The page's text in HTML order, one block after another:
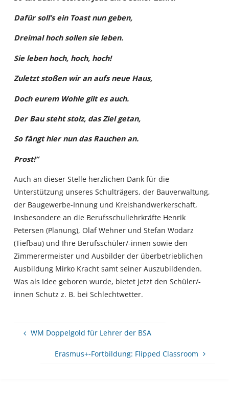
Dafür soll’s ein Toast nun geben,
Dreimal hoch sollen sie leben.
Sie leben hoch, hoch, hoch!
Zuletzt stoßen wir an aufs neue Haus,
Doch eurem Wohle gilt es auch.
Der Bau steht stolz, das Ziel getan,
So fängt hier nun das Rauchen an.
Prost!“
Auch an dieser Stelle herzlichen Dank für die
Unterstützung unseres Schulträgers, der Bauverwaltung,
der Baugewerbe-Innung und Kreishandwerkerschaft,
insbesondere an die Berufsschullehrkräfte Henrik
Petersen (Planung), Olaf Wehner und Stefan Wodarz
(Tiefbau) und Ihre Berufsschüler/-innen sowie den
Zimmerermeister und Ausbilder der überbetrieblichen
Ausbildung Mirko Kracht samt seiner Auszubildenden.
Was als Idee geboren wurde, bietet jetzt den Schüler/-
innen Schutz z. B. bei Schlechtwetter.
WM Doppelgold für Lehrer der BSA
Erasmus+-Fortbildung: Flipped Classroom